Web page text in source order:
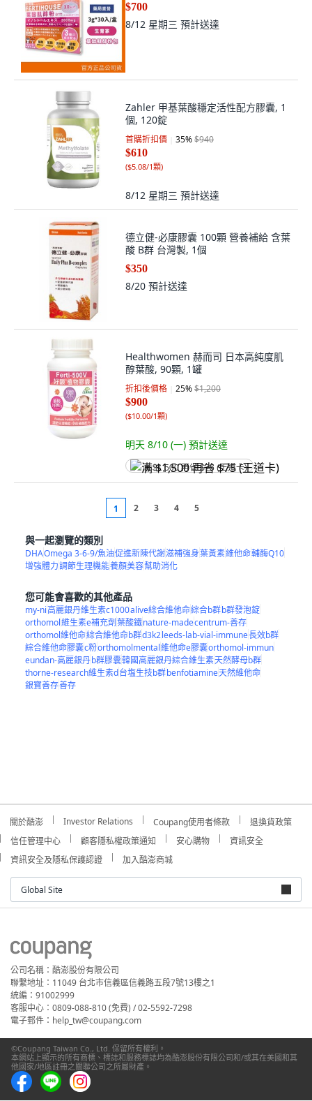
$700
8/12 星期三 預計送達
Zahler 甲基葉酸穩定活性配方膠囊, 1
個, 120錠
首購折扣價 35%$940
$610
($5.08/1顆)
8/12 星期三 預計送達
德立健-必康膠囊 100顆 營養補給 含葉
酸 B群 台灣製, 1個
$350
8/20 預計送達
Healthwomen 赫而司 日本高純度肌
醇葉酸, 90顆, 1罐
折扣後價格 25%$1,200
$900
($10.00/1顆)
明天 8/10 (一) 預計送達
满 $1,500 再省 $75 (王道卡)
1 2 3 4 5
與一起瀏覽的類別
DHAOmega 3-6-9/魚油促進新陳代謝滋補強身葉黃素維他命輔酶Q10
增強體力調節生理機能養顏美容幫助消化
您可能會喜歡的其他產品
my-ni高麗銀丹維生素c1000alive綜合維他命綜合b群b群發泡錠
orthomol維生素e補充劑葉酸鐵nature-madecentrum-善存
orthomol維他命綜合維他命b群d3k2leeds-lab-vial-immune長效b群
綜合維他命膠囊c粉orthomolmental維他命e膠囊orthomol-immun
eundan-高麗銀丹b群膠囊韓國高麗銀丹綜合維生素天然酵母b群
thorne-research維生素d台塩生技b群benfotiamine天然維他命
銀寶善存善存
關於酷澎 Investor Relations Coupang使用者條款
退換貨政策
信任管理中心
顧客隱私權政策通知 安心購物
資訊安全
資訊安全及隱私保護認證
加入酷澎商城
Global Site
公司名稱：酷澎股份有限公司
聯繫地址：11049 台北市信義區信義路五段7號13樓之1
統編：91002999
客服中心：0809-088-810 (免費) / 02-5592-7298
電子郵件：help_tw@coupang.com
©Coupang Taiwan Co., Ltd. 保留所有權利。
本網站上顯示的所有商標、標誌和服務標誌均為酷澎股份有限公司和/或其在美國和其
他國家/地區註冊之關聯公司之所屬財產。